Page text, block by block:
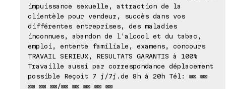
impuissance sexuelle, attraction de la
clientèle pour vendeur, succès dans vos
différentes entreprises, des maladies
inconnues, abandon de l'alcool et du tabac,
emploi, entente familiale, examens, concours
TRAVAIL SERIEUX, RESULTATS GARANTIS à 100%
Travaille aussi par correspondance déplacement
possible Reçoit 7 j/7j.de 8h à 20h Tél: ⊠⊠ ⊠⊠
⊠⊠ ⊠⊠ ⊠⊠/⊠⊠ ⊠⊠ ⊠⊠ ⊠⊠ ⊠⊠